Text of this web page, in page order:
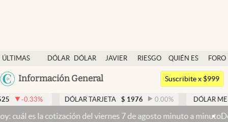
ÚLTIMAS
NOTICIAS
DÓLAR
DÓLAR
JAVIER
RIESGO
QUIÉN ES
QUIÉN
FORO
Argentina
México
Información General
Dólar
Members
Economía y Política
Finanzas y Mercados
Suscribite x $999
DÓLAR TARJETA $ 1976 0.00% DÓLAR MEP $ 1526,03
del viernes 7 de agosto minuto a minutoDólar hoy y